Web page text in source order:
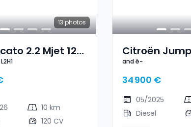
13 photos
2.2 Mjet 120
10 km
120 CV
Citroën
and ë-
34 900 €
05/2025
Diesel